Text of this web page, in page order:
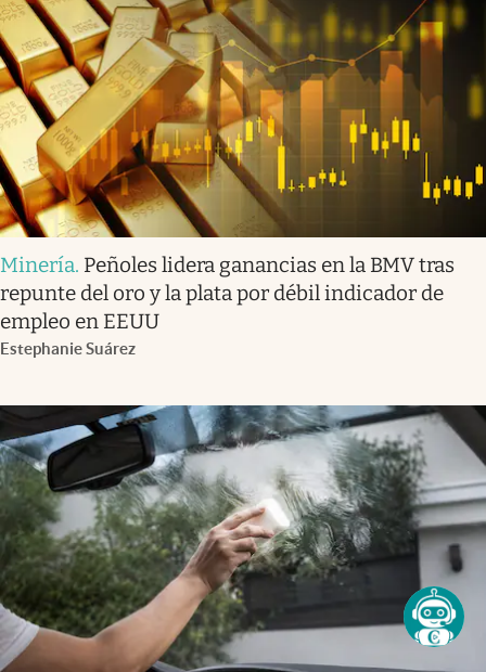
Minería. Peñoles lidera ganancias en la BMV tras
repunte del oro y la plata por débil indicador de
empleo en EEUU
Estephanie Suárez